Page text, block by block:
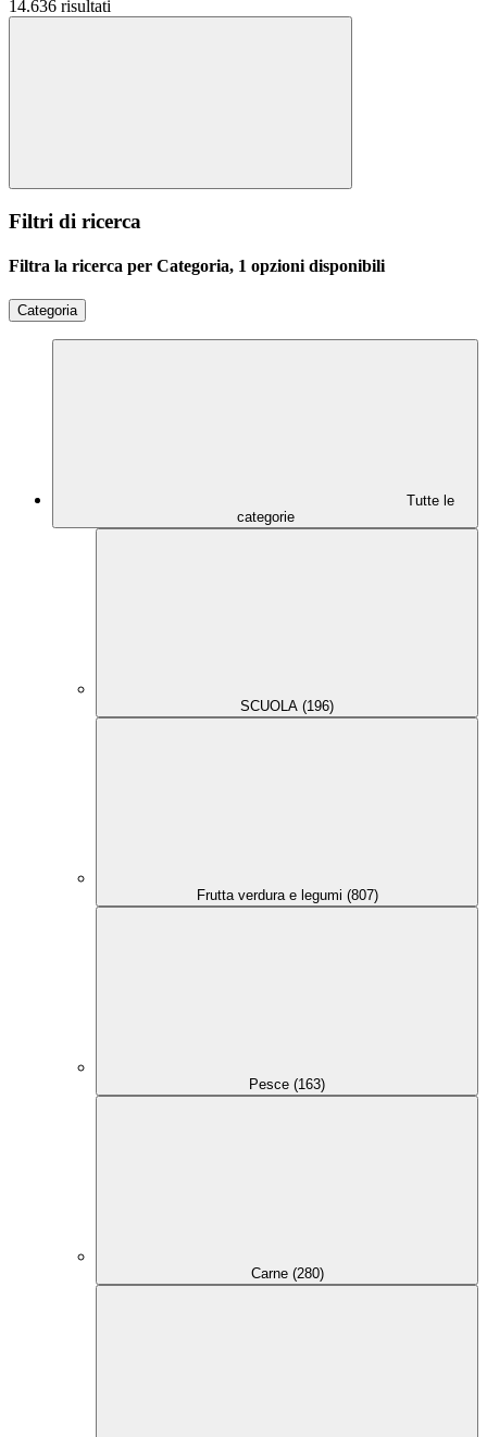
14.636 risultati
Filtri di ricerca
Filtra la ricerca per Categoria, 1 opzioni disponibili
Categoria
Tutte le
categorie
SCUOLA (196)
Frutta verdura e legumi (807)
Pesce (163)
Carne (280)